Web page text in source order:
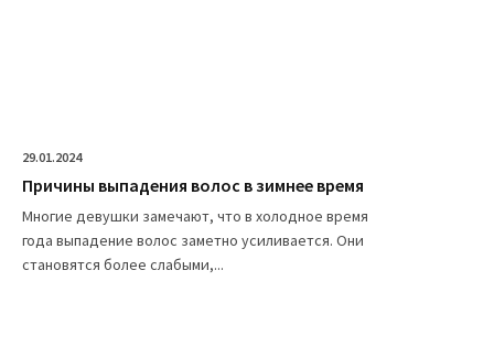
29.01.2024
Причины выпадения волос в зимнее время
Многие девушки замечают, что в холодное время
года выпадение волос заметно усиливается. Они
становятся более слабыми,...